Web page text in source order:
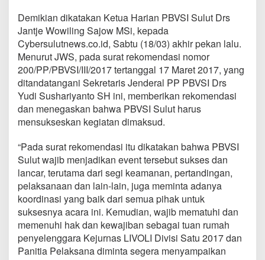
h
s
a
S
e
b
a
g
e
n
y
e
e
n
g
g
a
r
Demikian dikatakan Ketua Harian PBVSI Sulut Drs
Jantje Wowiling Sajow MSi, kepada
Cybersulutnews.co.id, Sabtu (18/03) akhir pekan lalu.
Menurut JWS, pada surat rekomendasi nomor
200/PP/PBVSI/III/2017 tertanggal 17 Maret 2017, yang
ditandatangani Sekretaris Jenderal PP PBVSI Drs
Yudi Sushariyanto SH ini, memberikan rekomendasi
dan menegaskan bahwa PBVSI Sulut harus
mensukseskan kegiatan dimaksud.
“Pada surat rekomendasi itu dikatakan bahwa PBVSI
Sulut wajib menjadikan event tersebut sukses dan
lancar, terutama dari segi keamanan, pertandingan,
pelaksanaan dan lain-lain, juga meminta adanya
koordinasi yang baik dari semua pihak untuk
suksesnya acara ini. Kemudian, wajib mematuhi dan
memenuhi hak dan kewajiban sebagai tuan rumah
penyelenggara Kejurnas LIVOLI Divisi Satu 2017 dan
Panitia Pelaksana diminta segera menyampaikan